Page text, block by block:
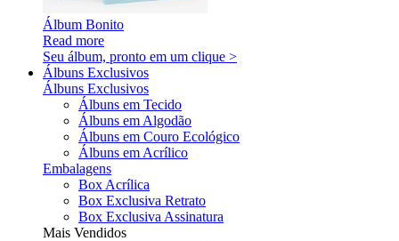
Álbum Bonito
Read more
Seu álbum, pronto em um clique >
Álbuns Exclusivos
Álbuns Exclusivos
Álbuns em Tecido
Álbuns em Algodão
Álbuns em Couro Ecológico
Álbuns em Acrílico
Embalagens
Box Acrílica
Box Exclusiva Retrato
Box Exclusiva Assinatura
Mais Vendidos